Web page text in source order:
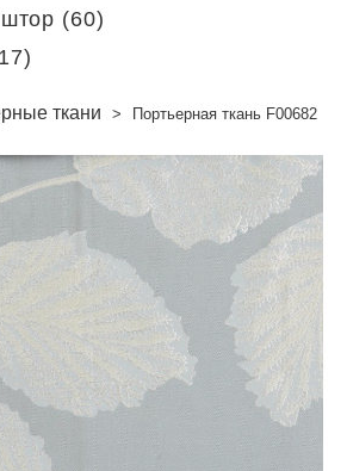
(60)
ткани >
Портьерная ткань F00682